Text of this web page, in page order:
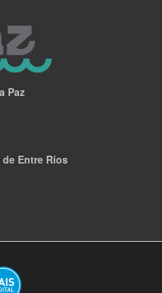
Paz
Entre Ríos